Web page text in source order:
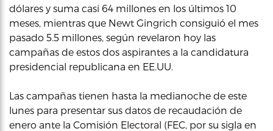
dólares y suma casi 64 millones en los últimos 10
meses, mientras que Newt Gingrich consiguió el mes
pasado 5.5 millones, según revelaron hoy las
campañas de estos dos aspirantes a la candidatura
presidencial republicana en EE.UU.
Las campañas tienen hasta la medianoche de este
lunes para presentar sus datos de recaudación de
enero ante la Comisión Electoral (FEC, por su sigla en